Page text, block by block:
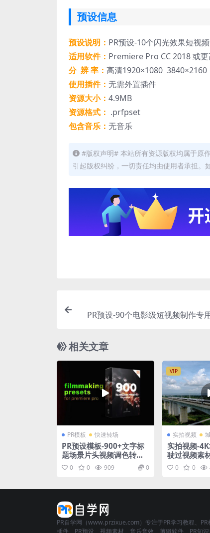
预设信息
预设说明： PR预设-10个闪光效果短视
适用软件： Premiere Pro CC 2018 或
分 辨 率： 高清1920×1080 3840×2160
使用插件： 无需外置插件
资源大小： 4.9MB
资源格式： .prfpset
包含音乐： 无音乐
#版权声明# 本站所有资源版权均属于原
引起版权纠纷，一切责任均由使用者承担。
PR预设-90个电影级短视频制作专
相关文章
PR模板 快速转场
PR预设模板-900+文字标
题场景片头视频调色转场
特效包装工具包V2
0 0 909 0
VIP
实拍视频
实拍视频-
驶过视频素
0 0
PR自学网（www.przixue.com）专注于PR学习教程、PR